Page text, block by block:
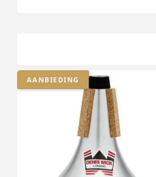
AANBIEDING